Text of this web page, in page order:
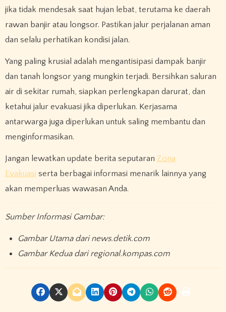
jika tidak mendesak saat hujan lebat, terutama ke daerah
rawan banjir atau longsor. Pastikan jalur perjalanan aman
dan selalu perhatikan kondisi jalan.
Yang paling krusial adalah mengantisipasi dampak banjir
dan tanah longsor yang mungkin terjadi. Bersihkan saluran
air di sekitar rumah, siapkan perlengkapan darurat, dan
ketahui jalur evakuasi jika diperlukan. Kerjasama
antarwarga juga diperlukan untuk saling membantu dan
menginformasikan.
Jangan lewatkan update berita seputaran Zona
Evakuasi serta berbagai informasi menarik lainnya yang
akan memperluas wawasan Anda.
Sumber Informasi Gambar:
Gambar Utama dari news.detik.com
Gambar Kedua dari regional.kompas.com